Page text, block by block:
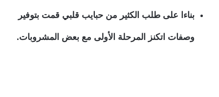
بناءا على طلب الكثير من حبايب قلبي قمت بتوفير
وصفات اتكنز المرحلة الأولى مع بعض المشروبات.